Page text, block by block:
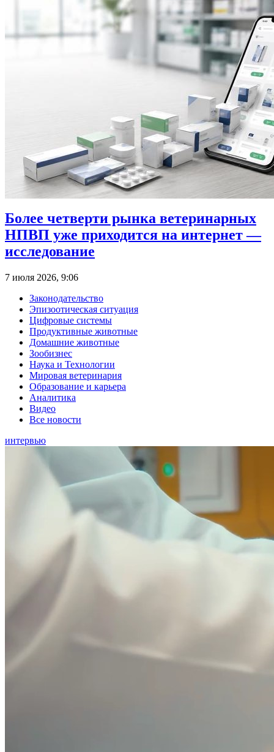
Более четверти рынка ветеринарных
НПВП уже приходится на интернет —
исследование
7 июля 2026, 9:06
Законодательство
Эпизоотическая ситуация
Цифровые системы
Продуктивные животные
Домашние животные
Зообизнес
Наука и Технологии
Мировая ветеринария
Образование и карьера
Аналитика
Видео
Все новости
интервью